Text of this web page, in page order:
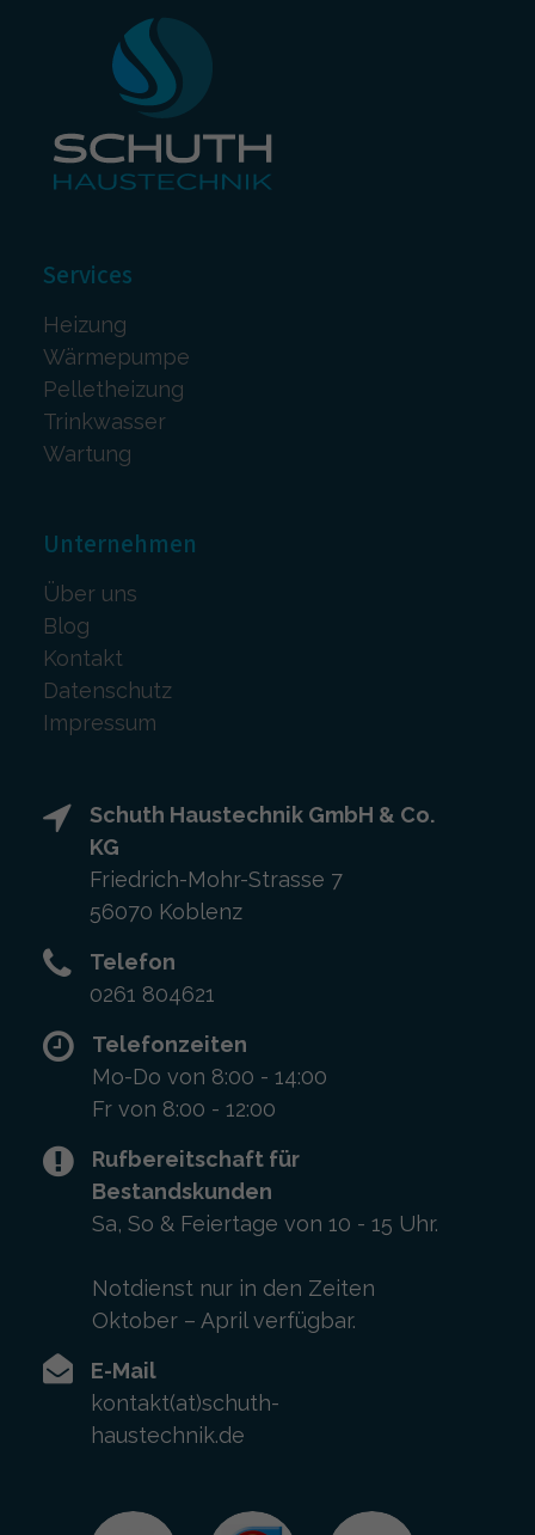
Services
Heizung
Wärmepumpe
Pelletheizung
Trinkwasser
Wartung
Unternehmen
Über uns
Blog
Kontakt
Datenschutz
Impressum
Schuth Haustechnik GmbH & Co.
KG
Friedrich-Mohr-Strasse 7
56070 Koblenz
Telefon
0261 804621
Telefonzeiten
Mo-Do von 8:00 - 14:00
Fr von 8:00 - 12:00
Rufbereitschaft für
Bestandskunden
Sa, So & Feiertage von 10 - 15 Uhr.
Notdienst nur in den Zeiten
Oktober – April verfügbar.
E-Mail
kontakt(at)schuth-
haustechnik.de